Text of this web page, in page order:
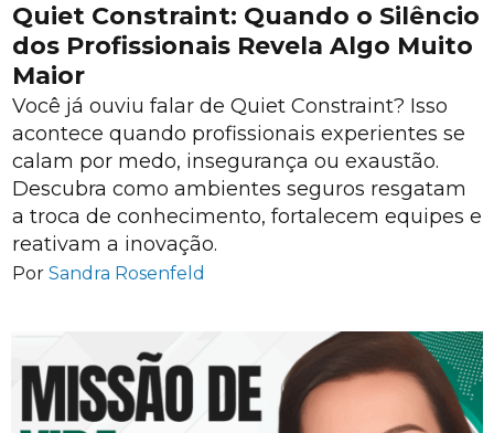
Quiet Constraint: Quando o Silêncio
dos Profissionais Revela Algo Muito
Maior
Você já ouviu falar de Quiet Constraint? Isso
acontece quando profissionais experientes se
calam por medo, insegurança ou exaustão.
Descubra como ambientes seguros resgatam
a troca de conhecimento, fortalecem equipes e
reativam a inovação.
Por Sandra Rosenfeld